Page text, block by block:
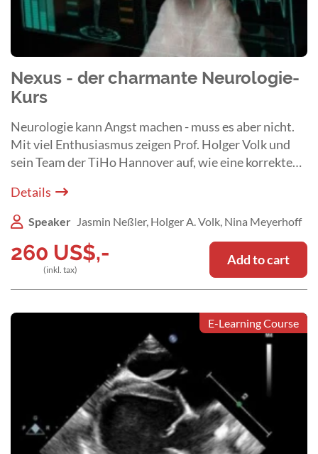
Nexus - der charmante Neurologie-
Kurs
Neurologie kann Angst machen - muss es aber nicht.
Mit viel Enthusiasmus zeigen Prof. Holger Volk und
sein Team der TiHo Hannover auf, wie eine korrekte
erfolgreich gelingt.
Details
Speaker Jasmin Neßler, Holger A. Volk, Nina Meyerhoff
260 US$,-
(inkl. tax)
Add to cart
E-Learning Course